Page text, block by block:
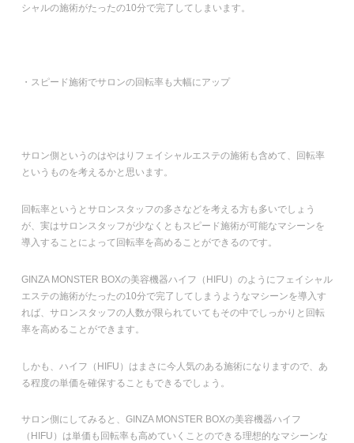
シャルの施術がたったの10分で完了してしまいます。
・スピード施術でサロンの回転率も大幅にアップ
サロン側というのはやはりフェイシャルエステの施術も含めて、回転率
というものを考えるかと思います。
回転率というとサロンスタッフの多さなどを考える方も多いでしょう
が、実はサロンスタッフが少なくともスピード施術が可能なマシーンを
導入することによって回転率を高めることができるのです。
GINZA MONSTER BOXの美容機器ハイフ（HIFU）のようにフェイシャル
エステの施術がたったの10分で完了してしまうようなマシーンを導入す
れば、サロンスタッフの人数が限られていてもその中でしっかりと回転
率を高めることができます。
しかも、ハイフ（HIFU）はまさに今人気のある施術になりますので、あ
る程度の単価を確保することもできるでしょう。
サロン側にしてみると、GINZA MONSTER BOXの美容機器ハイフ
（HIFU）は単価も回転率も高めていくことのできる理想的なマシーンな